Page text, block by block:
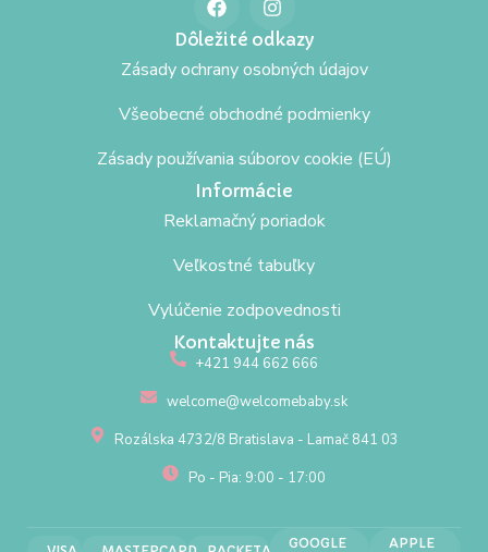
Dôležité odkazy
Zásady ochrany osobných údajov
Všeobecné obchodné podmienky
Zásady používania súborov cookie (EÚ)
Informácie
Reklamačný poriadok
Veľkostné tabuľky
Vylúčenie zodpovednosti
Kontaktujte nás
+421 944 662 666
welcome@welcomebaby.sk
Rozálska 4732/8 Bratislava - Lamač 841 03
Po - Pia: 9:00 - 17:00
GOOGLE
APPLE